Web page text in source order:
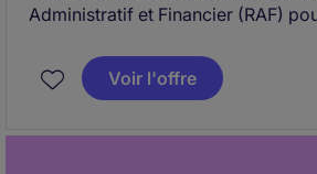
Administratif et Financier (RAF)
activités. . Le/la RAF intervient au
Comptabilité et de pilotage
Voir l'offre